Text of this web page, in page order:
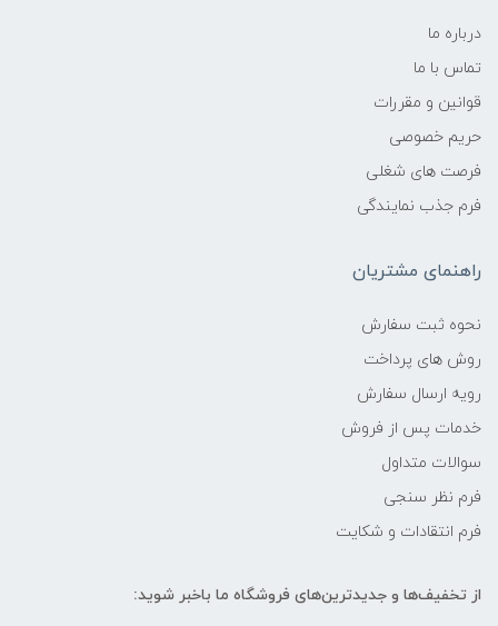
درباره ما
تماس با ما
قوانین و مقررات
حریم خصوصی
فرصت های شغلی
فرم جذب نمایندگی
راهنمای مشتریان
نحوه ثبت سفارش
روش های پرداخت
رویه ارسال سفارش
خدمات پس از فروش
سوالات متداول
فرم نظر سنجی
فرم انتقادات و شکایت
از تخفیف‌ها و جدیدترین‌های فروشگاه ما باخبر شوید: